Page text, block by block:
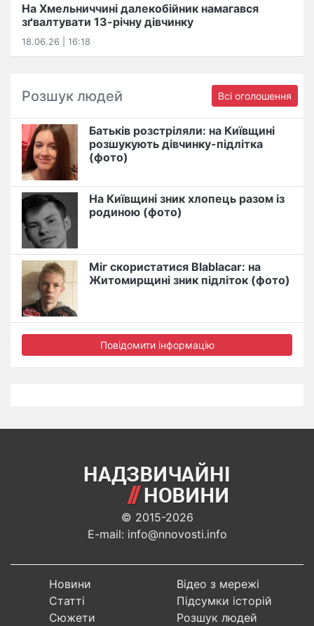
На Хмельниччині далекобійник намагався
зґвалтувати 13-річну дівчинку
18.06.26 | 16:18
Розшук людей Всі оголошення
Батьків розстріляли: на Київщині
розшукують дівчинку-підлітка
(фото)
На Київщині зник хлопець разом із
родиною (фото)
Міг скористатися Blablacar: на
Житомирщині зник підліток (фото)
Повідомити інформацію
© 2015-2026
E-mail: info@nnovosti.info
Новини
Статті
Сюжети
Відео з мережі
Підсумки історій
Розшук людей